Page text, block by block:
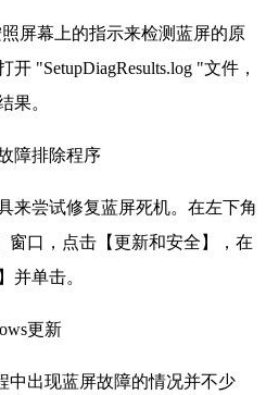
屏幕上的指示来检测蓝屏的原
"SetupDiagResults.log "文件，
果。
障排除程序
来尝试修复蓝屏死机。在左下角
窗口，点击【更新和安全】，在
并单击。
更新
中出现蓝屏故障的情况并不少